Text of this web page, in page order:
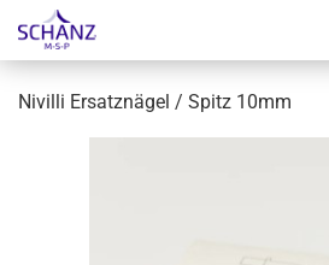
Nivilli Ersatznägel / Spitz 10mm